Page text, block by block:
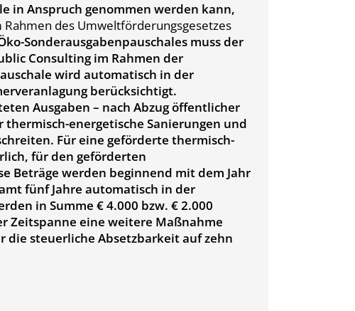
in Anspruch genommen werden kann,
Rahmen des Umweltförderungsgesetzes
Sonderausgabenpauschales muss der
Consulting im Rahmen der
wird automatisch in der
berücksichtigt.
Ausgaben – nach Abzug öffentlicher
thermisch-energetische Sanierungen und
Für eine geförderte thermisch-
für den geförderten
Beträge werden beginnend mit dem Jahr
fünf Jahre automatisch in der
in Summe € 4.000 bzw. € 2.000
Zeitspanne eine weitere Maßnahme
steuerliche Absetzbarkeit auf zehn